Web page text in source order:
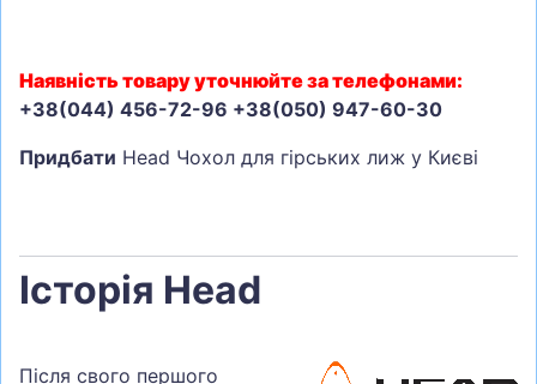
Наявність товару уточнюйте за телефонами:
+38(044) 456-72-96 +38(050) 947-60-30
Придбати Head Чохол для гірських лиж у Києві
Історія Head
Після свого першого